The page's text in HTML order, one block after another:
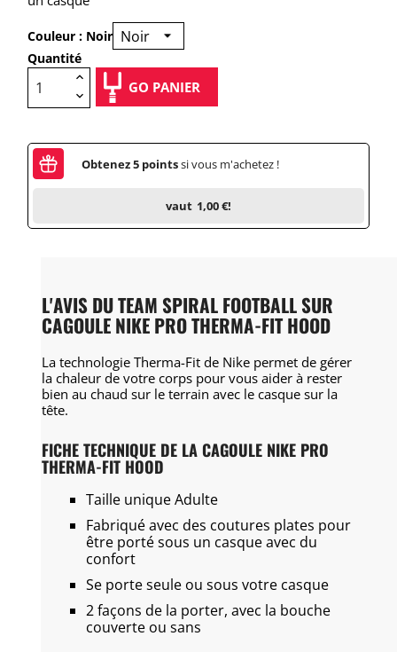
Couleur : Noir
Quantité
GO PANIER
Obtenez5 pointssi vous m'achetez !
vaut 1,00 €!
L'AVIS DU TEAM SPIRAL FOOTBALL SUR
CAGOULE NIKE PRO THERMA-FIT HOOD
La technologie Therma-Fit de Nike permet de gérer
la chaleur de votre corps pour vous aider à rester
bien au chaud sur le terrain avec le casque sur la
tête.
FICHE TECHNIQUE DE LA CAGOULE NIKE PRO
THERMA-FIT HOOD
Taille unique Adulte
Fabriqué avec des coutures plates pour
être porté sous un casque avec du
confort
Se porte seule ou sous votre casque
2 façons de la porter, avec la bouche
couverte ou sans